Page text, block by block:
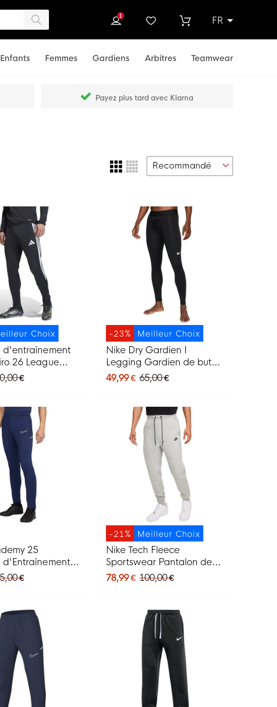
FR
1
Enfants Femmes Gardiens Arbitres Teamwear
Payez plus tard avec Klarna
Choix
d'entraînement
26 League
et blanc
€
Meilleur Choix
-23%
Nike Dry Gardien I
Legging Gardien de but
Noir
49,99 € 65,00 €
25
d'Entraînement
Blanc
€
Meilleur Choix
-21%
Nike Tech Fleece
Sportswear Pantalon de
Jogging Gris Clair Noir
78,99 € 100,00 €